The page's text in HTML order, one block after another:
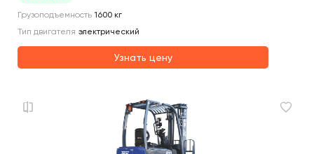
Грузоподъемность 1600 кг
Тип двигателя электрический
Узнать цену